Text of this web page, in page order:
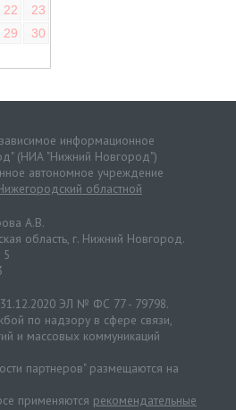
22
23
29
30
информационное
(НИА "Нижний Новгород")
автономное учреждение
областной
А.В.
область, г. Нижний Новгород.
5
ЭЛ № ФС 77 - 79798.
по надзору в сфере связи,
и массовых коммуникаций
партнеров" размещаются на
применяются рекомендательные